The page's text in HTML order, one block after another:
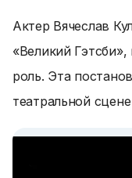
Актер Вячеслав
«Великий
роль. Эта
театральной